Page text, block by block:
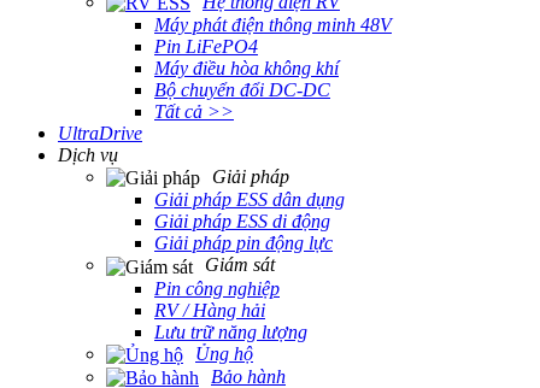
Máy phát điện thông minh 48V
Pin LiFePO4
Máy điều hòa không khí
Bộ chuyển đổi DC-DC
Tất cả >>
UltraDrive
Dịch vụ
Giải pháp
Giải pháp ESS dân dụng
Giải pháp ESS di động
Giải pháp pin động lực
Giám sát
Pin công nghiệp
RV / Hàng hải
Lưu trữ năng lượng
Ủng hộ
Bảo hành